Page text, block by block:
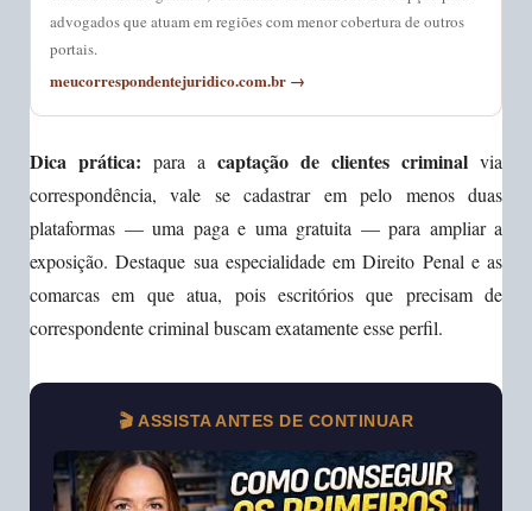
advogados que atuam em regiões com menor cobertura de outros
portais.
meucorrespondentejuridico.com.br →
Dica prática: para a captação de clientes criminal via
correspondência, vale se cadastrar em pelo menos duas
plataformas — uma paga e uma gratuita — para ampliar a
exposição. Destaque sua especialidade em Direito Penal e as
comarcas em que atua, pois escritórios que precisam de
correspondente criminal buscam exatamente esse perfil.
🎬 ASSISTA ANTES DE CONTINUAR